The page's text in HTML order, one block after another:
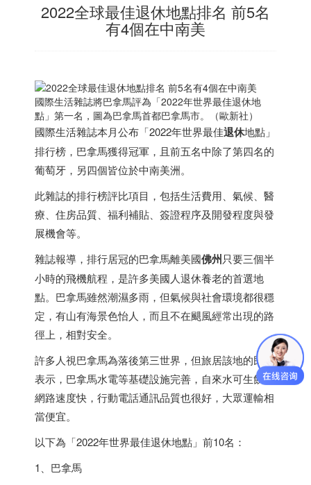
2022全球最佳退休地點排名 前5名
有4個在中南美
國際生活雜誌將巴拿馬評為「2022年世界最佳退休地
點」第一名，圖為巴拿馬首都巴拿馬市。（歐新社）
國際生活雜誌本月公布「2022年世界最佳退休地點」
排行榜，巴拿馬獲得冠軍，且前五名中除了第四名的
葡萄牙 ，另四個皆位於中南美洲。
此雜誌的排行榜評比項目，包括生活費用、氣候、醫
療、住房品質、福利補貼、簽證程序及開發程度與發
展機會等。
雜誌報導，排行居冠的巴拿馬離美國佛州只要三個半
小時的飛機航程，是許多美國人退休養老的首選地
點。巴拿馬雖然潮濕多雨，但氣候與社會環境都很穩
定，有山有海景色怡人，而且不在颶風經常出現的路
徑上，相對安全。
許多人視巴拿馬為落後第三世界，但旅居該地的民眾
表示，巴拿馬水電等基礎設施完善，自來水可生飲，
網路速度快，行動電話通訊品質也很好，大眾運輸相
當便宜。
以下為「2022年世界最佳退休地點」前10名：
1、巴拿馬